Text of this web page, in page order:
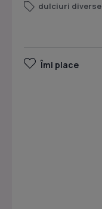
dulciuri diverse
Îmi place